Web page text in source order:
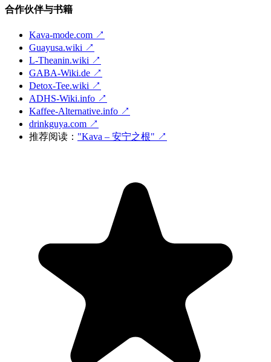
合作伙伴与书籍
Kava-mode.com ↗
Guayusa.wiki ↗
L-Theanin.wiki ↗
GABA-Wiki.de ↗
Detox-Tee.wiki ↗
ADHS-Wiki.info ↗
Kaffee-Alternative.info ↗
drinkguya.com ↗
推荐阅读： "Kava – 安宁之根" ↗